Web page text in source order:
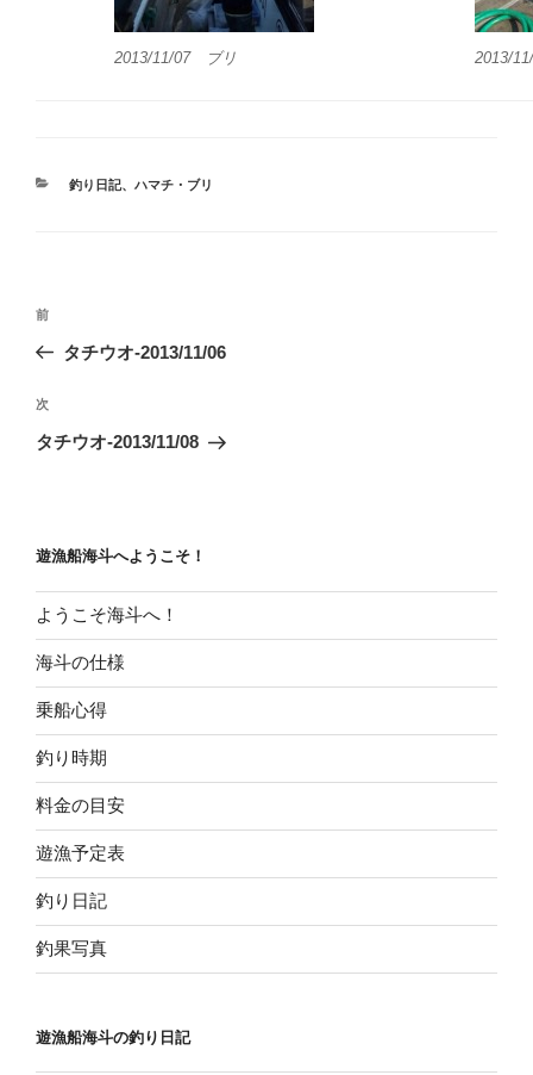
2013/11/07 ブリ 2013/
カ
釣り日記、 ハマチ・ブリ
投
ビ
ゲ
ン
前
の
稿
前
タチウオ-2013/11/06
次
の
次
タチウオ-2013/11/08
遊漁船海斗へようこそ！
ようこそ海斗へ！
海斗の仕様
乗船心得
釣り時期
料金の目安
遊漁予定表
釣り日記
釣果写真
遊漁船海斗の釣り日記